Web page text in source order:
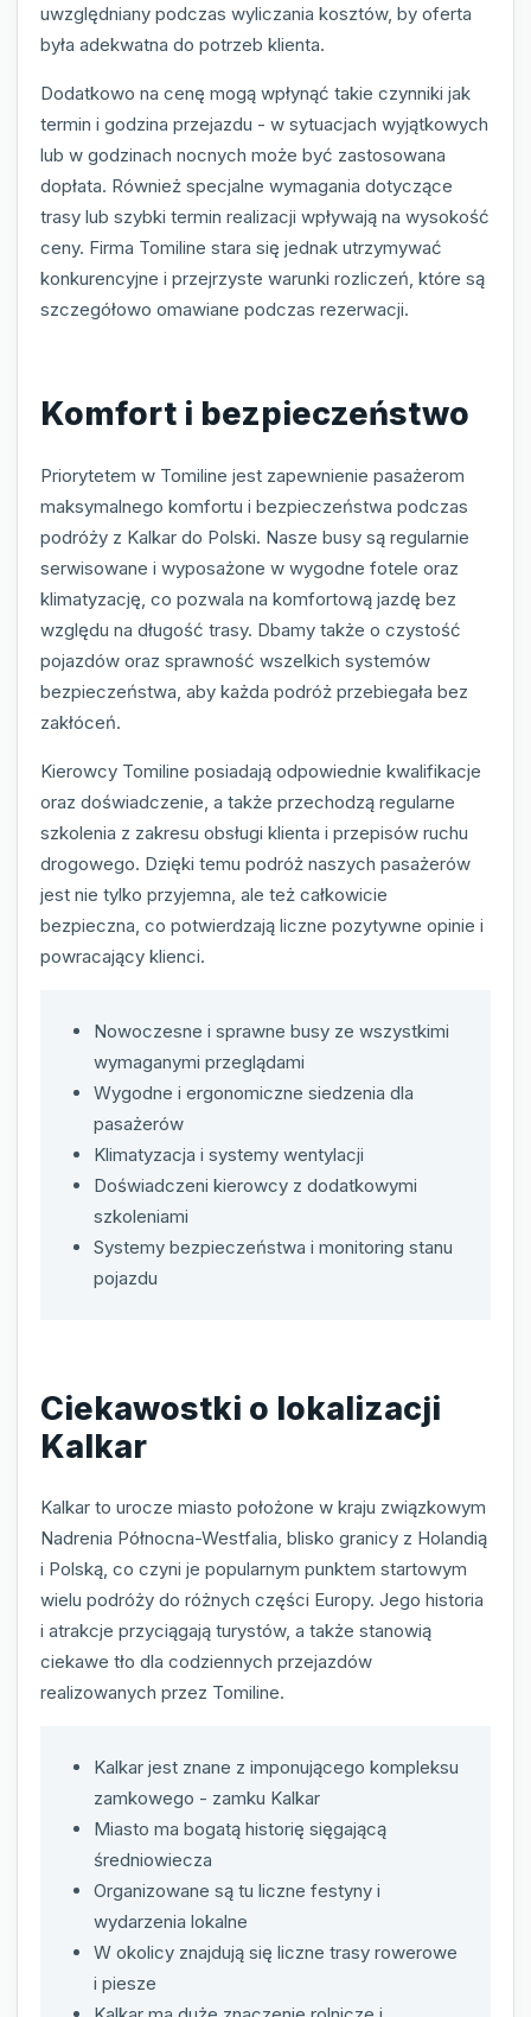
uwzględniany podczas wyliczania kosztów, by oferta
była adekwatna do potrzeb klienta.
Dodatkowo na cenę mogą wpłynąć takie czynniki jak
termin i godzina przejazdu - w sytuacjach wyjątkowych
lub w godzinach nocnych może być zastosowana
dopłata. Również specjalne wymagania dotyczące
trasy lub szybki termin realizacji wpływają na wysokość
ceny. Firma Tomiline stara się jednak utrzymywać
konkurencyjne i przejrzyste warunki rozliczeń, które są
szczegółowo omawiane podczas rezerwacji.
Komfort i bezpieczeństwo
Priorytetem w Tomiline jest zapewnienie pasażerom
maksymalnego komfortu i bezpieczeństwa podczas
podróży z Kalkar do Polski. Nasze busy są regularnie
serwisowane i wyposażone w wygodne fotele oraz
klimatyzację, co pozwala na komfortową jazdę bez
względu na długość trasy. Dbamy także o czystość
pojazdów oraz sprawność wszelkich systemów
bezpieczeństwa, aby każda podróż przebiegała bez
zakłóceń.
Kierowcy Tomiline posiadają odpowiednie kwalifikacje
oraz doświadczenie, a także przechodzą regularne
szkolenia z zakresu obsługi klienta i przepisów ruchu
drogowego. Dzięki temu podróż naszych pasażerów
jest nie tylko przyjemna, ale też całkowicie
bezpieczna, co potwierdzają liczne pozytywne opinie i
powracający klienci.
Nowoczesne i sprawne busy ze wszystkimi
wymaganymi przeglądami
Wygodne i ergonomiczne siedzenia dla
pasażerów
Klimatyzacja i systemy wentylacji
Doświadczeni kierowcy z dodatkowymi
szkoleniami
Systemy bezpieczeństwa i monitoring stanu
pojazdu
Ciekawostki o lokalizacji
Kalkar
Kalkar to urocze miasto położone w kraju związkowym
Nadrenia Północna-Westfalia, blisko granicy z Holandią
i Polską, co czyni je popularnym punktem startowym
wielu podróży do różnych części Europy. Jego historia
i atrakcje przyciągają turystów, a także stanowią
ciekawe tło dla codziennych przejazdów
realizowanych przez Tomiline.
Kalkar jest znane z imponującego kompleksu
zamkowego - zamku Kalkar
Miasto ma bogatą historię sięgającą
średniowiecza
Organizowane są tu liczne festyny i
wydarzenia lokalne
W okolicy znajdują się liczne trasy rowerowe
i piesze